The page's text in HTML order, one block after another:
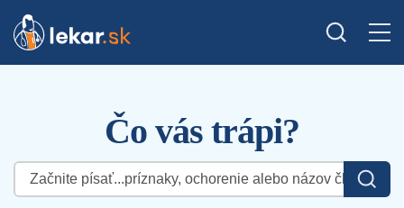
Čo vás trápi?
Hľadať: